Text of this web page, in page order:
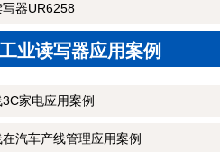
器UR6258
业读写器应用案例
家电应用案例
汽车产线管理应用案例